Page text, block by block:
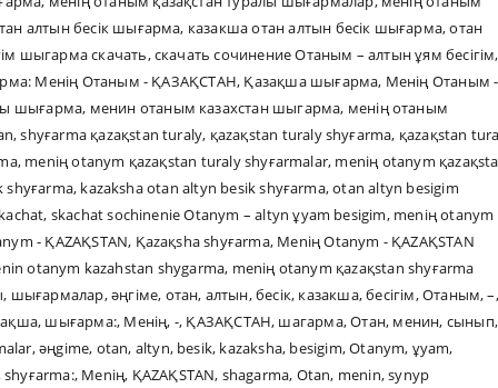
алтын бесік шығарма, казакша отан алтын бесік шығарма,отан
шыгарма скачать,скачать сочинение Отаным – алтын ұям бесігім,
Менің Отаным - ҚАЗАҚСТАН, Қазақша шығарма, Менің Отаным -
шығарма, менин отаным казахстан шыгарма, менің отаным
,shyғarma қazaқstan turaly, қazaқstan turaly shyғarma, қazaқstan
, meniң otanym қazaқstan turaly shyғarmalar, meniң otanym
shyғarma, kazaksha otan altyn besik shyғarma,otan altyn besigim
, skachat sochinenie Otanym – altyn ұyam besigim, meniң otanym
- ҚAZAҚSTAN, Қazaқsha shyғarma, Meniң Otanym - ҚAZAҚSTAN
otanym kazahstan shygarma, meniң otanym қazaқstan shyғarma
, шығармалар,әңгіме, отан, алтын,бесік, казакша,бесігім,Отаным,–,
, шығарма:, Менің, -, ҚАЗАҚСТАН, шагарма,Отан, менин, сынып,
,әңgime, otan, altyn, besik, kazaksha, besigim,Otanym, ұyam,
shyғarma:, Meniң, ҚAZAҚSTAN, shagarma, Otan, menin,synyp